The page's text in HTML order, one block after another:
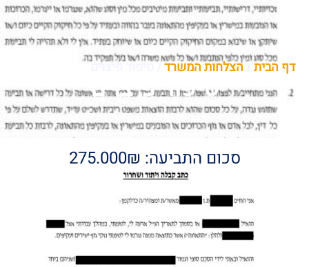
דף הבית/הצלחות המשרד/סיפור פיצוים
סיפור פיצוים
סכום התביעה: 275.000₪